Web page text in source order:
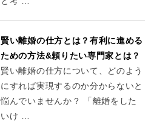
賢い離婚の仕方とは？有利に進める
ための方法&頼りたい専門家とは？
賢い離婚の仕方について、どのよう
にすれば実現するのか分からないと
悩んでいませんか？ 「離婚をした
いけ …